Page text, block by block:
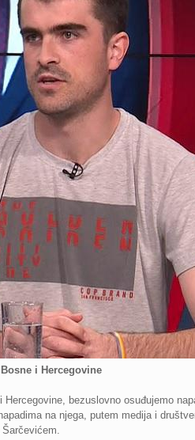
i Hercegovine
bezuslovno osuđujemo
na njega, putem medija i